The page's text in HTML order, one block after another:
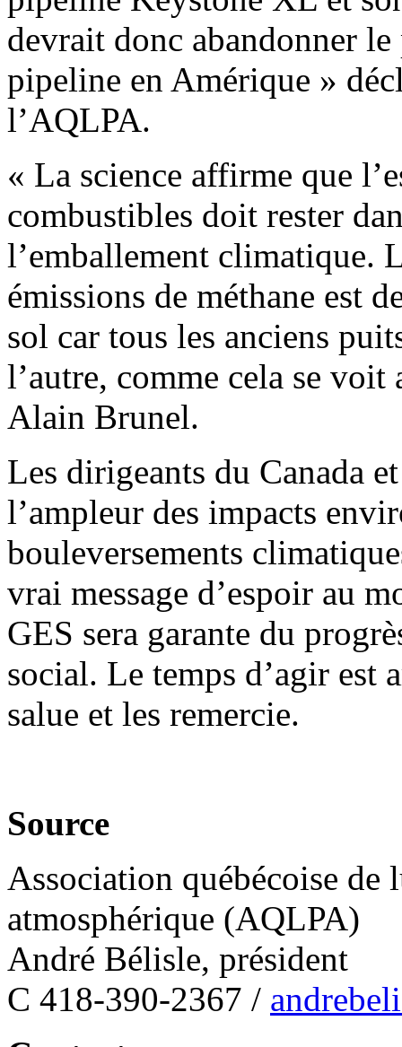
devrait donc abandonner
pipeline en Amérique »
l’AQLPA.
« La science affirme que
combustibles doit rester
l’emballement climatique.
émissions de méthane est
sol car tous les anciens
l’autre, comme cela se
Alain Brunel.
Les dirigeants du Canada
l’ampleur des impacts
bouleversements
vrai message d’espoir au
GES sera garante du
social. Le temps d’agir est
salue et les remercie.
Source
Association québécoise
atmosphérique (AQLPA)
André Bélisle, président
C 418-390-2367 /